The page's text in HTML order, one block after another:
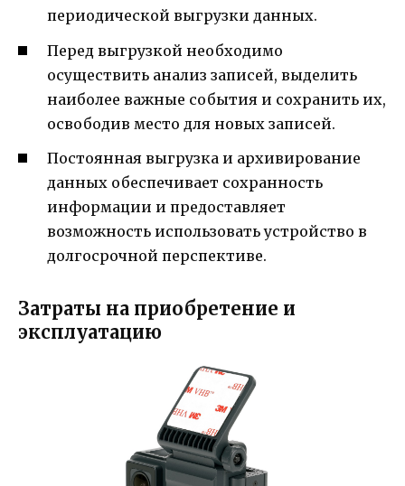
периодической выгрузки данных.
Перед выгрузкой необходимо
осуществить анализ записей, выделить
наиболее важные события и сохранить их,
освободив место для новых записей.
Постоянная выгрузка и архивирование
данных обеспечивает сохранность
информации и предоставляет
возможность использовать устройство в
долгосрочной перспективе.
Затраты на приобретение и
эксплуатацию